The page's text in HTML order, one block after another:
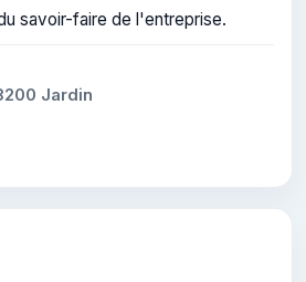
savoir-faire de l'entreprise.
Jardin